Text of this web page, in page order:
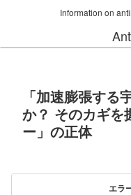
Information on
「加速膨張する
か？ そのカギを
ー」の正体
エラ